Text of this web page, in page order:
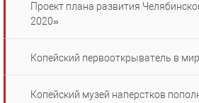
Проект плана развития
2020»
Копейский первооткрыватель в
Копейский музей наперстков